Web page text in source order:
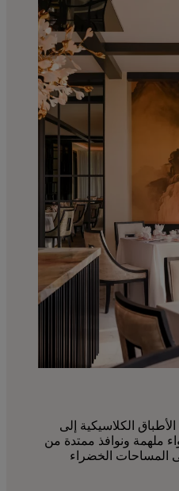
الكلاسيكية إلى
ملهمة ونوافذ ممتدة من
المساحات الخضراء